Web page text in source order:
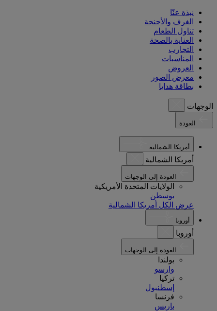
نبذة عنّا
الغرف والأجنحة
تناول الطعام
العناية بالصحة
التجارب
المناسبات
العروض
معرض الصور
بطاقة هدايا
الوجهات
أمريكا الشمالية
أمريكا الشمالية
الولايات المتحدة الأمريكية
بوسطن
عرض الكل أمريكا الشمالية
أوروبا
أوروبا
بولندا
وارسو
تركيا
إسطنبول
فرنسا
باريس